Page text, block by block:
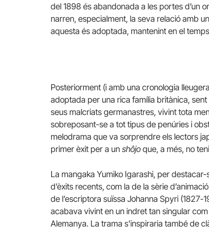
del 1898 és abandonada a les portes d’un
narren, especialment, la seva relació amb
aquesta és adoptada, mantenint en el
Posteriorment (i amb una cronologia
adoptada per una rica família britànica,
seus malcriats germanastres, vivint tota
sobreposant-se a tot tipus de penúries i
melodrama que va sorprendre els lectors
primer èxit per a un shôjo que, a més, no
La mangaka Yumiko Igarashi, per
d’èxits recents, com la de la sèrie d’animació
de l’escriptora suïssa Johanna Spyri
acabava vivint en un indret tan singular
Alemanya. La trama s’inspiraria també de